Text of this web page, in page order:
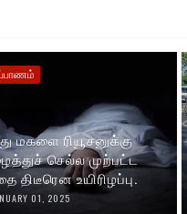
மகளை ரியூசனுக்கு
செல்ல முற்பட்ட
திடீரென உயிரிழப்பு.
01, 2025